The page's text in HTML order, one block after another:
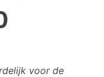
voor de